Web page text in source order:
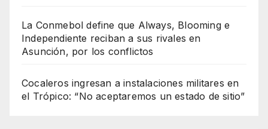
La Conmebol define que Always, Blooming e
Independiente reciban a sus rivales en
Asunción, por los conflictos
Cocaleros ingresan a instalaciones militares en
el Trópico: “No aceptaremos un estado de sitio”